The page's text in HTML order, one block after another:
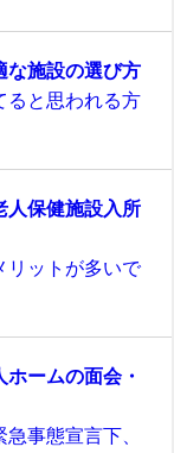
な施設の選び方
ると思われる方
人保健施設入所
リットが多いで
ームの面会・
事態宣言下、